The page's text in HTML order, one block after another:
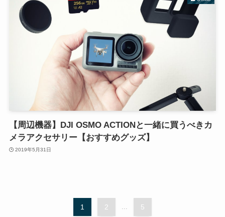
【周辺機器】DJI OSMO ACTIONと一緒に買うべきカ
メラアクセサリー【おすすめグッズ】
2019年5月31日
1 2 5